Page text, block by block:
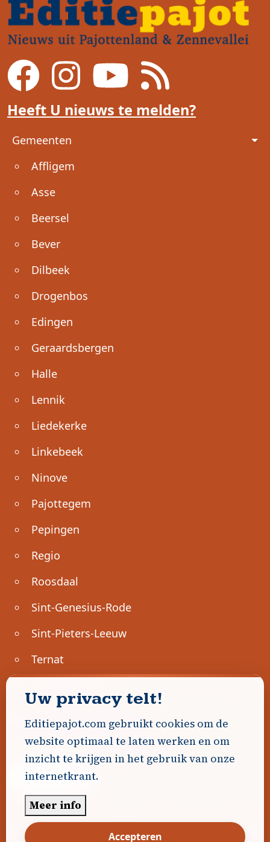
Heeft U nieuws te melden?
Voet
Gemeenten
Affligem
Asse
Beersel
Bever
Dilbeek
Drogenbos
Edingen
Geraardsbergen
Halle
Lennik
Liedekerke
Linkebeek
Ninove
Pajottegem
Pepingen
Regio
Roosdaal
Sint-Genesius-Rode
Sint-Pieters-Leeuw
Ternat
Geen advertenties gevonden.
Uw advertentie hier? Contacteer ons!
Word Partner!
© 2026 Editiepajot.com
Algemene voorwaarden
Uw privacy telt!
Editiepajot.com gebruikt cookies om de
website optimaal te laten werken en om
inzicht te krijgen in het gebruik van onze
internetkrant.
Meer info
Accepteren